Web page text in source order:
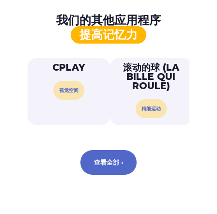
我们的其他应用程序
提高记忆力
CPLAY
视觉空间
滚动的球 (LA
BILLE QUI
ROULE)
精细运动
查看全部 ›